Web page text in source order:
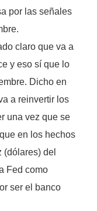
por las señales
claro que va a
y eso sí que lo
Dicho en
a reinvertir los
una vez que se
en los hechos
del
Fed como
ser el banco